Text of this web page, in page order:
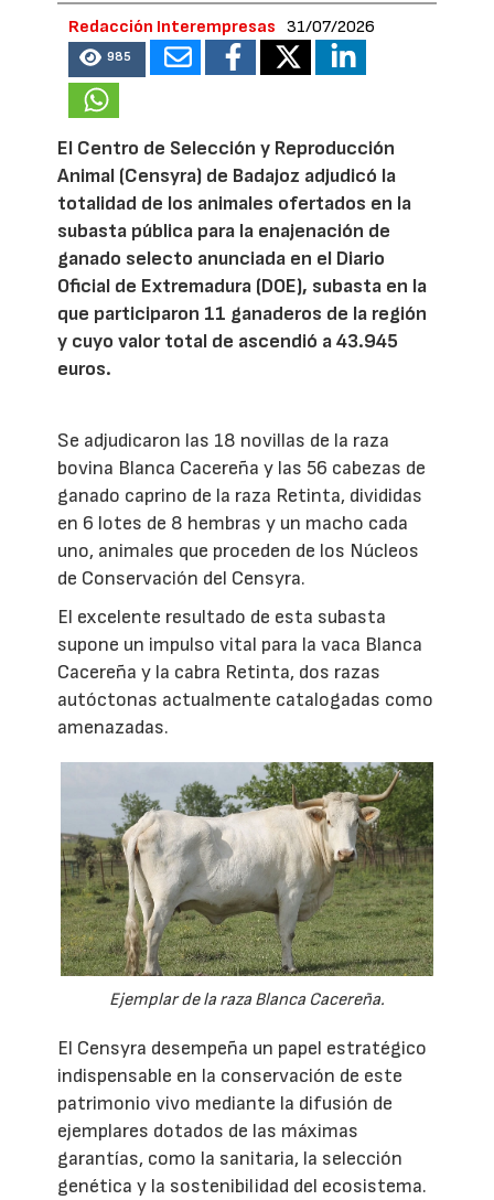
Redacción Interempresas 31/07/2026
985
El Centro de Selección y Reproducción
Animal (Censyra) de Badajoz adjudicó la
totalidad de los animales ofertados en la
subasta pública para la enajenación de
ganado selecto anunciada en el Diario
Oficial de Extremadura (DOE), subasta en la
que participaron 11 ganaderos de la región
y cuyo valor total de ascendió a 43.945
euros.
Se adjudicaron las 18 novillas de la raza
bovina Blanca Cacereña y las 56 cabezas de
ganado caprino de la raza Retinta, divididas
en 6 lotes de 8 hembras y un macho cada
uno, animales que proceden de los Núcleos
de Conservación del Censyra.
El excelente resultado de esta subasta
supone un impulso vital para la vaca Blanca
Cacereña y la cabra Retinta, dos razas
autóctonas actualmente catalogadas como
amenazadas.
Ejemplar de la raza Blanca Cacereña.
El Censyra desempeña un papel estratégico
indispensable en la conservación de este
patrimonio vivo mediante la difusión de
ejemplares dotados de las máximas
garantías, como la sanitaria, la selección
genética y la sostenibilidad del ecosistema.